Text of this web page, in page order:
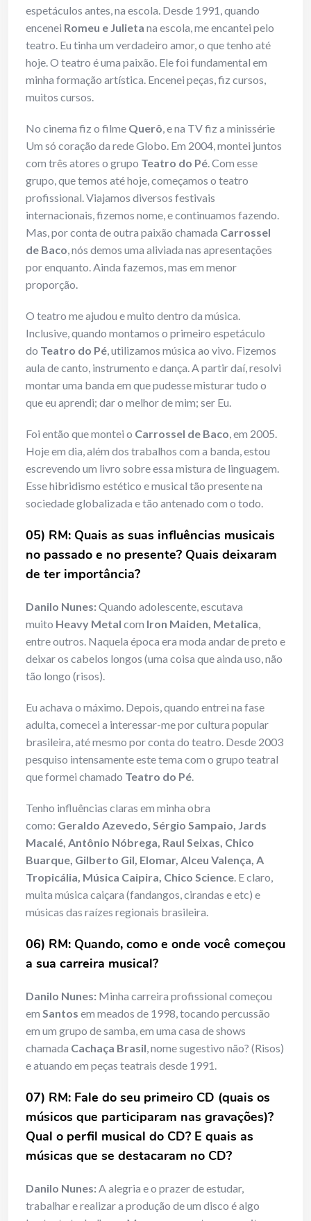
espetáculos antes, na escola. Desde 1991, quando
encenei Romeu e Julieta na escola, me encantei pelo
teatro. Eu tinha um verdadeiro amor, o que tenho até
hoje. O teatro é uma paixão. Ele foi fundamental em
minha formação artística. Encenei peças, fiz cursos,
muitos cursos.
No cinema fiz o filme Querô, e na TV fiz a minissérie
Um só coração da rede Globo. Em 2004, montei juntos
com três atores o grupo Teatro do Pé. Com esse
grupo, que temos até hoje, começamos o teatro
profissional. Viajamos diversos festivais
internacionais, fizemos nome, e continuamos fazendo.
Mas, por conta de outra paixão chamada Carrossel
de Baco, nós demos uma aliviada nas apresentações
por enquanto. Ainda fazemos, mas em menor
proporção.
O teatro me ajudou e muito dentro da música.
Inclusive, quando montamos o primeiro espetáculo
do Teatro do Pé, utilizamos música ao vivo. Fizemos
aula de canto, instrumento e dança. A partir daí, resolvi
montar uma banda em que pudesse misturar tudo o
que eu aprendi; dar o melhor de mim; ser Eu.
Foi então que montei o Carrossel de Baco, em 2005.
Hoje em dia, além dos trabalhos com a banda, estou
escrevendo um livro sobre essa mistura de linguagem.
Esse hibridismo estético e musical tão presente na
sociedade globalizada e tão antenado com o todo.
05) RM: Quais as suas influências musicais
no passado e no presente? Quais deixaram
de ter importância?
Danilo Nunes:Quando adolescente, escutava
muito Heavy Metal com Iron Maiden, Metalica,
entre outros. Naquela época era moda andar de preto e
deixar os cabelos longos (uma coisa que ainda uso, não
tão longo (risos).
Eu achava o máximo. Depois, quando entrei na fase
adulta, comecei a interessar-me por cultura popular
brasileira, até mesmo por conta do teatro. Desde 2003
pesquiso intensamente este tema com o grupo teatral
que formei chamado Teatro do Pé.
Tenho influências claras em minha obra
como: Geraldo Azevedo, Sérgio Sampaio, Jards
Macalé, Antônio Nóbrega, Raul Seixas, Chico
Buarque, Gilberto Gil, Elomar, Alceu Valença, A
Tropicália, Música Caipira, Chico Science. E claro,
muita música caiçara (fandangos, cirandas e etc) e
músicas das raízes regionais brasileira.
06) RM: Quando, como e onde você começou
a sua carreira musical?
Danilo Nunes: Minha carreira profissional começou
em Santos em meados de 1998, tocando percussão
em um grupo de samba, em uma casa de shows
chamada Cachaça Brasil, nome sugestivo não? (Risos)
e atuando em peças teatrais desde 1991.
07) RM: Fale do seu primeiro CD (quais os
músicos que participaram nas gravações)?
Qual o perfil musical do CD? E quais as
músicas que se destacaram no CD?
Danilo Nunes:A alegria e o prazer de estudar,
trabalhar e realizar a produção de um disco é algo